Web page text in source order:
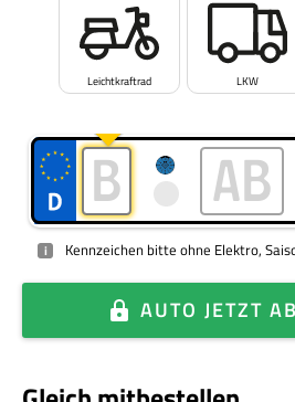
Leichtkraftrad LKW
i Kennzeichen bitte ohne Elektro,
AUTO JETZT